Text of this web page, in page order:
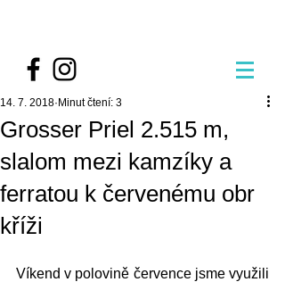
Grosser Priel 2.515 m,
slalom mezi kamzíky a
ferratou k červenému obr
kříži
14. 7. 2018 Minut čtení: 3
Víkend v polovině července jsme využili